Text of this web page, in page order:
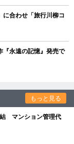
合わせ「旅行川柳コ
永遠の記憶』発売で
もっと見る
結 マンション管理代